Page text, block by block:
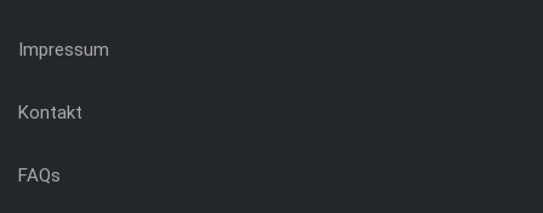
Impressum
Kontakt
FAQs